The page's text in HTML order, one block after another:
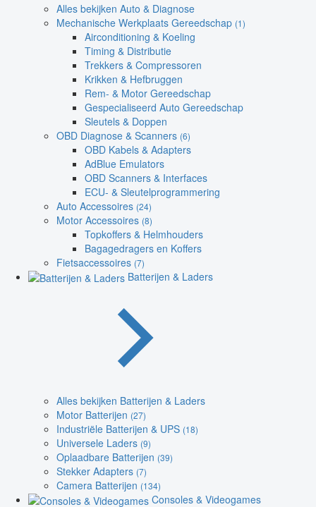
Alles bekijken Auto & Diagnose
Mechanische Werkplaats Gereedschap (1)
Airconditioning & Koeling
Timing & Distributie
Trekkers & Compressoren
Krikken & Hefbruggen
Rem- & Motor Gereedschap
Gespecialiseerd Auto Gereedschap
Sleutels & Doppen
OBD Diagnose & Scanners (6)
OBD Kabels & Adapters
AdBlue Emulators
OBD Scanners & Interfaces
ECU- & Sleutelprogrammering
Auto Accessoires (24)
Motor Accessoires (8)
Topkoffers & Helmhouders
Bagagedragers en Koffers
Fietsaccessoires (7)
Batterijen & Laders
Alles bekijken Batterijen & Laders
Motor Batterijen (27)
Industriële Batterijen & UPS (18)
Universele Laders (9)
Oplaadbare Batterijen (39)
Stekker Adapters (7)
Camera Batterijen (134)
Consoles & Videogames